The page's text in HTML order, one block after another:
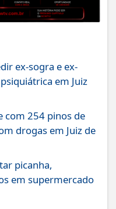
ex-sogra e ex-
em Juiz
com 254 pinos de
drogas em Juiz de
picanha,
em supermercado